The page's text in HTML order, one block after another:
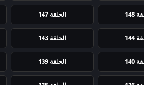
148 الحلقة 147
144 الحلقة 143
140 الحلقة 139